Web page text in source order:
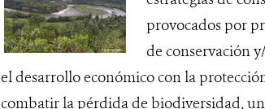
provocados por
de conservación
el desarrollo económico con la
combatir la pérdida de biodiversidad,